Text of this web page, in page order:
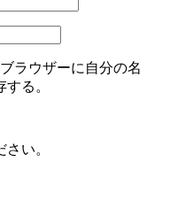
ラウザーに自分の名
る。
い。